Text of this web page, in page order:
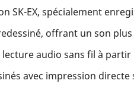
SK-EX, spécialement
offrant un son
audio sans fil à
avec impression